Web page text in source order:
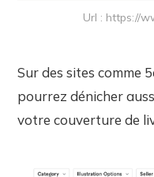
Url : https://
Sur des sites comme
pourrez dénicher
votre couverture de